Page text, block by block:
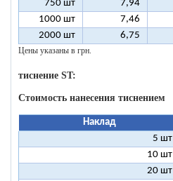
750 шт
7,94
1000 шт
7,46
2000 шт
6,75
Цены указаны в грн.
тиснение ST:
Стоимость нанесения тиснением
Наклад
5 шт
10 шт
20 шт